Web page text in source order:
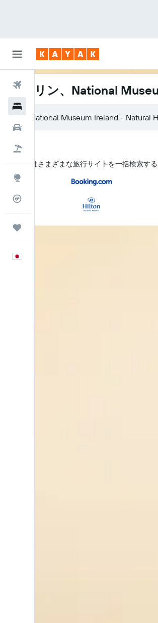
航空券
フライトトラッカー
Trips
ダブリン、National
KAYAK はさまざまな旅行サイトを一括検索す